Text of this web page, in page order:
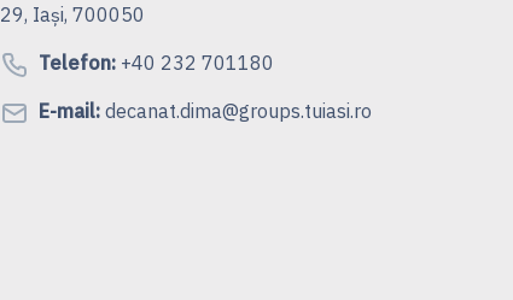
29, Iași, 700050
Telefon:+40 232 701180
E-mail:decanat.dima@groups.tuiasi.ro